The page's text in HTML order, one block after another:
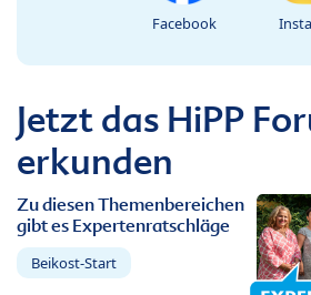
Facebook
Jetzt das HiPP
erkunden
Zu diesen Themenbereichen
gibt es Expertenratschläge
Beikost-Start